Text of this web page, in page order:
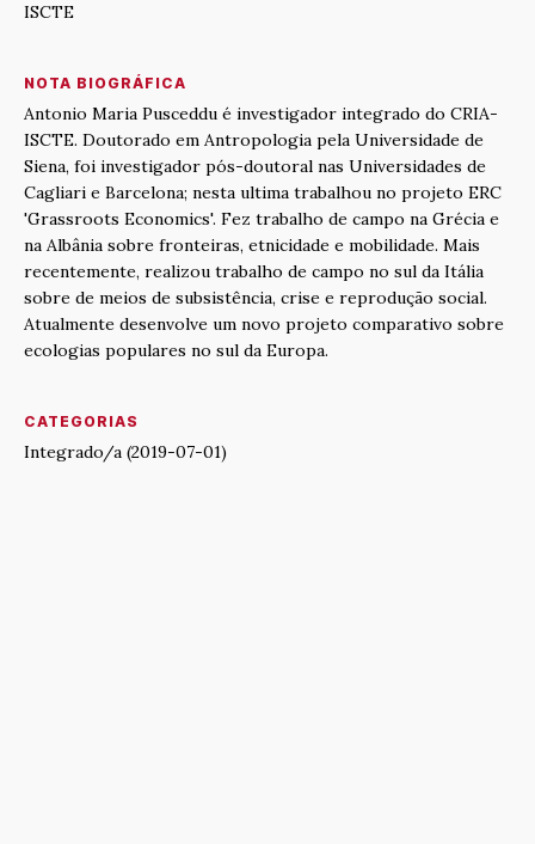
ISCTE
NOTA BIOGRÁFICA
Antonio Maria Pusceddu é investigador integrado do CRIA-
ISCTE. Doutorado em Antropologia pela Universidade de
Siena, foi investigador pós-doutoral nas Universidades de
Cagliari e Barcelona; nesta ultima trabalhou no projeto ERC
'Grassroots Economics'. Fez trabalho de campo na Grécia e
na Albânia sobre fronteiras, etnicidade e mobilidade. Mais
recentemente, realizou trabalho de campo no sul da Itália
sobre de meios de subsistência, crise e reprodução social.
Atualmente desenvolve um novo projeto comparativo sobre
ecologias populares no sul da Europa.
CATEGORIAS
Integrado/a (2019-07-01)